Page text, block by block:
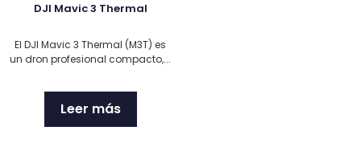
DJI Mavic 3 Thermal
El DJI Mavic 3 Thermal (M3T) es
un dron profesional compacto,...
Leer más